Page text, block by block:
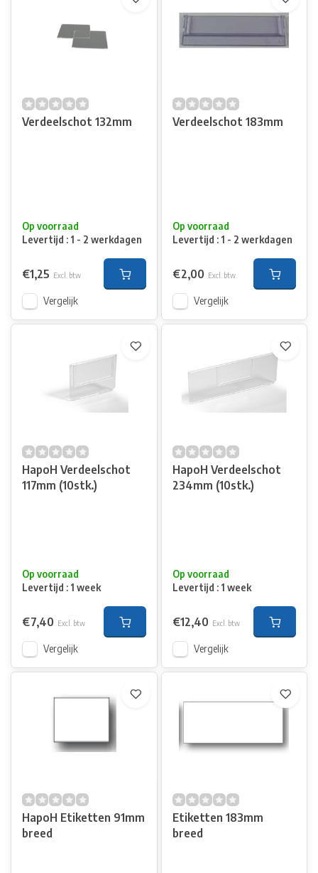
Verdeelschot 132mm
Op voorraad
Levertijd : 1 - 2 werkdagen
€1,25 Excl. btw
Vergelijk
Verdeelschot 183mm
Op voorraad
Levertijd : 1 - 2 werkdagen
€2,00 Excl. btw
Vergelijk
HapoH Verdeelschot
117mm (10stk.)
Op voorraad
Levertijd : 1 week
€7,40 Excl. btw
Vergelijk
HapoH Verdeelschot
234mm (10stk.)
Op voorraad
Levertijd : 1 week
€12,40 Excl. btw
Vergelijk
HapoH Etiketten 91mm
breed
Etiketten 183mm
breed